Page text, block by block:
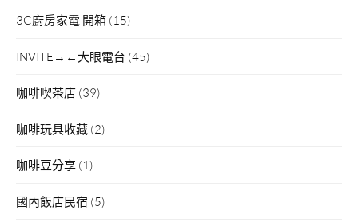
3C廚房家電 開箱 (15)
INVITE→←大眼電台 (45)
咖啡喫茶店 (39)
咖啡玩具收藏 (2)
咖啡豆分享 (1)
國內飯店民宿 (5)